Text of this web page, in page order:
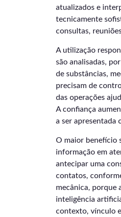
atualizados e
tecnicamente
consultas,
A utilização
são analisadas,
de substâncias,
precisam de
das operações
A confiança
a ser apresentada
O maior benefício
informação em
antecipar uma
contatos,
mecânica, porque
inteligência
contexto, vínculo